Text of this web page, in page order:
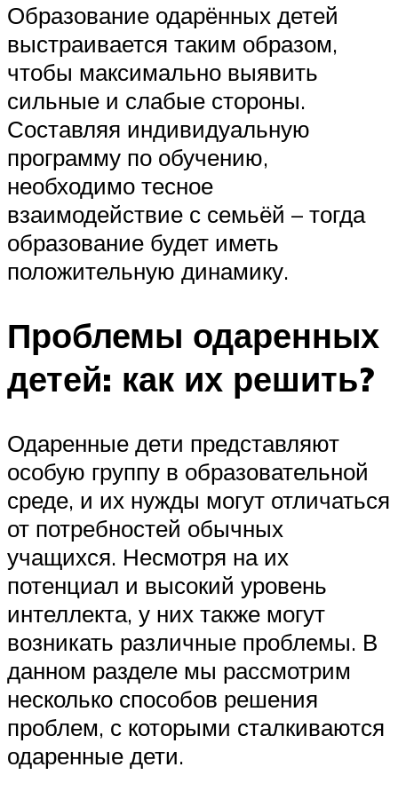
Образование одарённых детей
выстраивается таким образом,
чтобы максимально выявить
сильные и слабые стороны.
Составляя индивидуальную
программу по обучению,
необходимо тесное
взаимодействие с семьёй – тогда
образование будет иметь
положительную динамику.
Проблемы одаренных
детей: как их решить?
Одаренные дети представляют
особую группу в образовательной
среде, и их нужды могут отличаться
от потребностей обычных
учащихся. Несмотря на их
потенциал и высокий уровень
интеллекта, у них также могут
возникать различные проблемы. В
данном разделе мы рассмотрим
несколько способов решения
проблем, с которыми сталкиваются
одаренные дети.